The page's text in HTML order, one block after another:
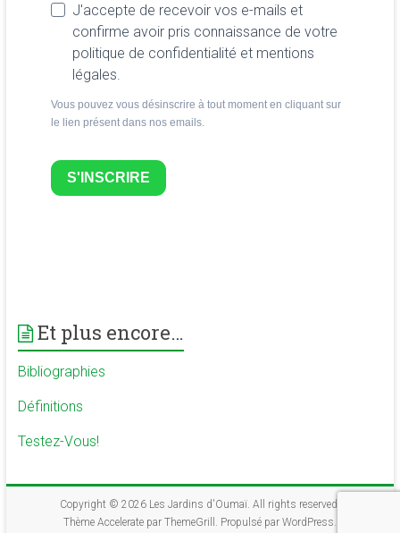
J'accepte de recevoir vos e-mails et
confirme avoir pris connaissance de votre
politique de confidentialité et mentions
légales.
Vous pouvez vous désinscrire à tout moment en cliquant sur
le lien présent dans nos emails.
S'INSCRIRE
Et plus encore…
Bibliographies
Définitions
Testez-Vous!
Copyright © 2026 Les Jardins d'Oumaï. All rights reserved.
Thème Acceleratepar ThemeGrill. Propulsé par WordPress